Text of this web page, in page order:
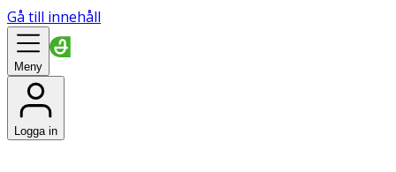
Gå till innehåll
Meny
Logga in